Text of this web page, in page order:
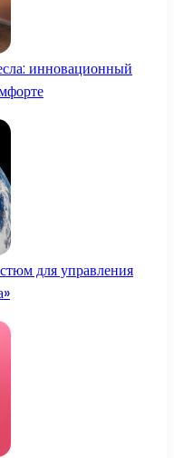
инновационный
для управления